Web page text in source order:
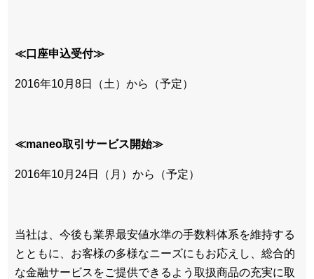
≪口座申込受付≫
2016年10月8日（土）から（予定）
≪maneo取引サービス開始≫
2016年10月24日（月）から（予定）
当社は、今後も業界最安値水準の手数料体系を維持する
とともに、お客様の多様なニーズにもお応えし、総合的
な金融サービスをご提供できるよう取扱商品の充実に取